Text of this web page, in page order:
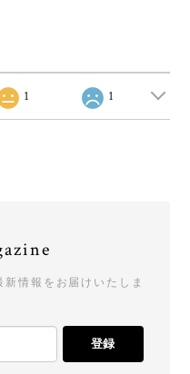
1 1
情報をお届けいたしま
登録